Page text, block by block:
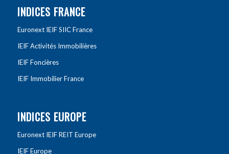
INDICES FRANCE
Euronext IEIF SIIC France
IEIF Activités Immobilières
IEIF Foncières
IEIF Immobilier France
INDICES EUROPE
Euronext IEIF REIT Europe
IEIF Europe